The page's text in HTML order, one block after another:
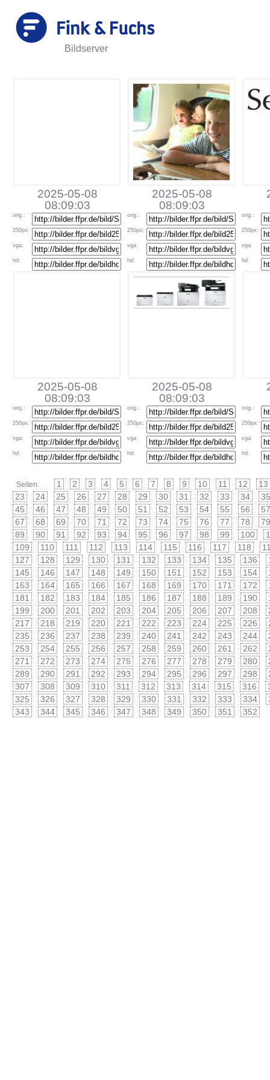
Bildserver
2025-05-08
08:09:03
orig.:
250px:
vga:
hd:
2025-05-08
08:09:03
orig.:
250px:
vga:
hd:
orig.:
250px:
vga:
hd:
2025-05-08
08:09:03
orig.:
250px:
vga:
hd:
2025-05-08
08:09:03
orig.:
250px:
vga:
hd:
orig.:
250px:
vga:
hd:
Seiten: 1 2 3 4 5 6 7 8 9 10 11 12
13
23
24 25 26 27 28 29 30 31 32 33 34
35
45
46 47 48 49 50 51 52 53 54 55 56
57
67
68 69 70 71 72 73 74 75 76 77 78
79
89
90 91 92 93 94 95 96 97 98 99 100
109
110 111 112 113 114 115 116 117 118
127
128 129 130 131 132 133 134 135 136
145
146 147 148 149 150 151 152 153 154
163
164 165 166 167 168 169 170 171 172
181
182 183 184 185 186 187 188 189 190
199
200 201 202 203 204 205 206 207 208
217
218 219 220 221 222 223 224 225 226
235
236 237 238 239 240 241 242 243 244
253
254 255 256 257 258 259 260 261 262
271
272 273 274 275 276 277 278 279 280
289
290 291 292 293 294 295 296 297 298
307
308 309 310 311 312 313 314 315 316
325
326 327 328 329 330 331 332 333 334
343
344 345 346 347 348 349 350 351 352